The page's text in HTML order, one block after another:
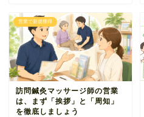
営業で新規獲得
訪問鍼灸マッサージ師の営業
は、まず「挨拶」と「周知」
を徹底しましょう